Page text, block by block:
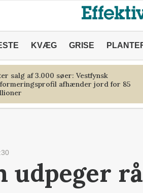
KVÆG GRISE
salg af 3.000 søer: Vestfynsk
afhænder jord for 85
udpeger